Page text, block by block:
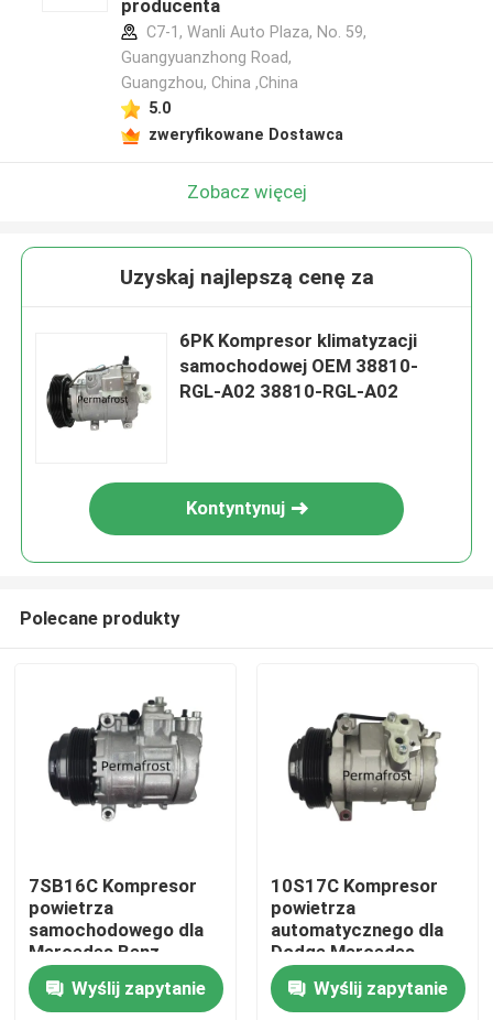
Do domu
Produkty
O nas
producenta
C7-1, Wanli Auto Plaza, No. 59,
Guangyuanzhong Road,
Guangzhou, China ,China
5.0
zweryfikowane Dostawca
Zobacz więcej
Uzyskaj najlepszą cenę za
6PK Kompresor klimatyzacji
samochodowej OEM 38810-
RGL-A02 38810-RGL-A02
Kontyntynuj
Polecane produkty
7SB16C Kompresor
powietrza
samochodowego dla
Mercedes Benz
Sprinter GM ZAFIRA
Chrysler Crossfire
Wyślij zapytanie
10S17C Kompresor
powietrza
automatycznego dla
Dodge Mercedes
447220-4004
A0002343511
Wyślij zapytanie